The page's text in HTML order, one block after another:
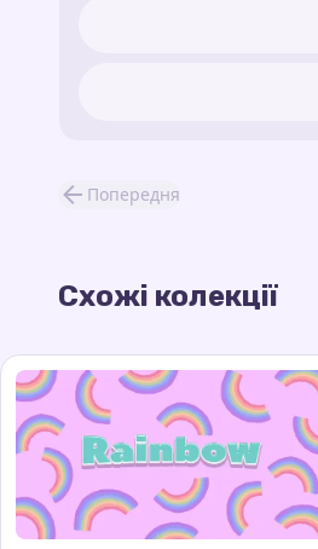
Попередня
Схожі колекції